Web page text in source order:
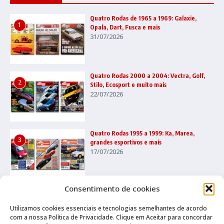
Consentimento de cookies
Utilizamos cookies essenciais e tecnologias semelhantes de acordo
com a nossa Política de Privacidade. Clique em Aceitar para concordar
1
Quatro Rodas de 1965 a 1969: Galaxie,
Opala, Dart, Fusca e mais
31/07/2026
2
Quatro Rodas 2000 a 2004: Vectra, Golf,
Stilo, Ecosport e muito mais
22/07/2026
3
Quatro Rodas 1995 a 1999: Ka, Marea,
grandes esportivos e mais
17/07/2026